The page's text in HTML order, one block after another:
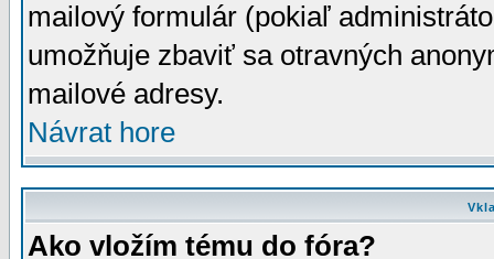
mailový formulár (pokiaľ
umožňuje zbaviť sa otravných
mailové adresy.
Návrat hore
Ako vložím tému do fóra?